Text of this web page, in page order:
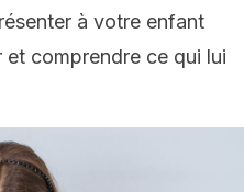
à votre enfant
et comprendre ce qui lui